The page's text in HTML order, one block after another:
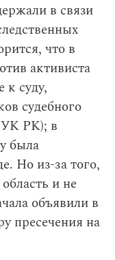
в связи
что в
активиста
к суду,
судебного
УК РК); в
была
Но из-за того,
и не
объявили в
пресечения на